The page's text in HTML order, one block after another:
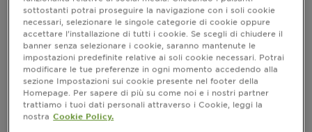
per coprire i primi capelli bianchi o per riaccendere
e ravvivare il colore naturale èpossibile utilizzare il
biondo scuro: il risultato sarà quello dicaldi riflessi
e capelli luminosi.
Riflessi per capelli castani o neri
Nel caso dicapelli castani
sottostanti potrai proseguire la navigazione con i soli cookie
necessari, selezionare le singole categorie di cookie oppure
accettare l’installazione di tutti i cookie. Se scegli di chiudere il
banner senza selezionare i cookie, saranno mantenute le
impostazioni predefinite relative ai soli cookie necessari. Potrai
modificare le tue preferenze in ogni momento accedendo alla
sezione Impostazioni sui cookie presente nel footer della
Homepage. Per sapere di più su come noi e i nostri partner
trattiamo i tuoi dati personali attraverso i Cookie, leggi la
nostra Cookie Policy.